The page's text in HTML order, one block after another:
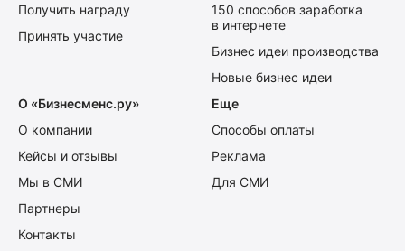
Получить награду
Принять участие
150 способов заработка
в интернете
Бизнес идеи производства
Новые бизнес идеи
О «Бизнесменс.ру»
О компании
Кейсы и отзывы
Мы в СМИ
Партнеры
Контакты
Еще
Способы оплаты
Реклама
Для СМИ